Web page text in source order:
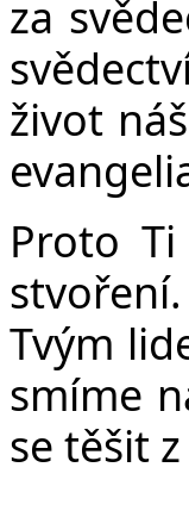
za
život
Proto
Tvým
smíme
se těšit